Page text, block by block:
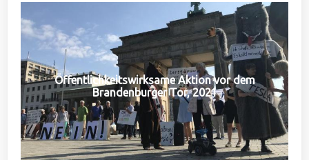
Öffentlichkeitswirksame Aktion vor dem
Brandenburger Tor, 2021